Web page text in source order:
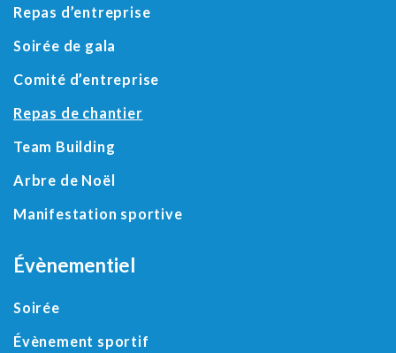
Repas d’entreprise
Soirée de gala
Comité d’entreprise
Repas de chantier
Team Building
Arbre de Noël
Manifestation sportive
Évènementiel
Soirée
Évènement sportif